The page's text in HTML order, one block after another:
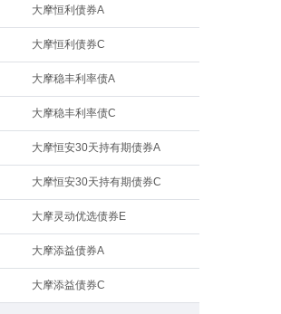
大摩恒利债券A
大摩恒利债券C
大摩稳丰利率债A
大摩稳丰利率债C
大摩恒安30天持有期债券A
大摩恒安30天持有期债券C
大摩灵动优选债券E
大摩添益债券A
大摩添益债券C